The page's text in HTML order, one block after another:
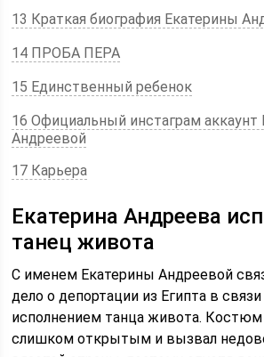
13 Краткая биография Екатерины
14 ПРОБА ПЕРА
15 Единственный ребенок
16 Официальный инстаграм аккаунт
Андреевой
17 Карьера
Екатерина Андреева
танец живота
С именем Екатерины Андреевой
дело о депортации из Египта в
исполнением танца живота.
слишком открытым и вызвал